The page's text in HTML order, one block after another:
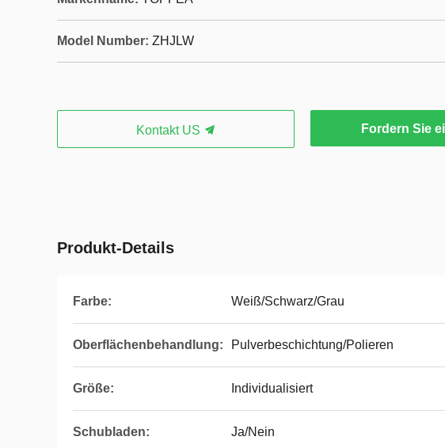
Model Number: ZHJLW
Kontakt US Fordern Sie
Produkt-Details
Farbe: Weiß/Schwarz/Grau
Oberflächenbehandlung: Pulverbeschichtung/Polieren
Größe: Individualisiert
Schubladen: Ja/Nein